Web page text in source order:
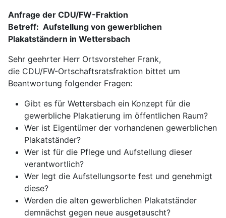
Anfrage der CDU/FW-Fraktion
Betreff: Aufstellung von gewerblichen
Plakatständern in Wettersbach
Sehr geehrter Herr Ortsvorsteher Frank,
die CDU/FW-Ortschaftsratsfraktion bittet um
Beantwortung folgender Fragen:
Gibt es für Wettersbach ein Konzept für die
gewerbliche Plakatierung im öffentlichen Raum?
Wer ist Eigentümer der vorhandenen gewerblichen
Plakatständer?
Wer ist für die Pflege und Aufstellung dieser
verantwortlich?
Wer legt die Aufstellungsorte fest und genehmigt
diese?
Werden die alten gewerblichen Plakatständer
demnächst gegen neue ausgetauscht?